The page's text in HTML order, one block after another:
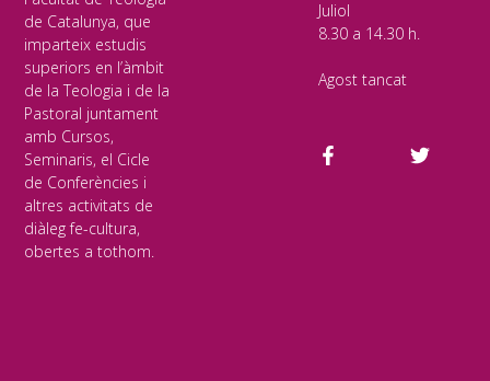
de Catalunya, que
imparteix estudis
superiors en l’àmbit
de la Teologia i de la
Pastoral juntament
amb Cursos,
Seminaris, el Cicle
de Conferències i
altres activitats de
diàleg fe-cultura,
obertes a tothom.
Juliol
8.30 a 14.30 h.
Agost tancat